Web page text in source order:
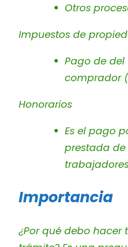
Otros
Impuestos de
Pago de
comprador
Honorarios
Es el pago
prestada
Importancia
¿Por qué debo hacer